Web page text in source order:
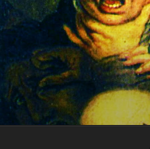
Skip
to
content